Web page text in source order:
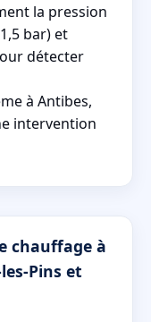
la pression
bar) et
détecter
à Antibes,
intervention
chauffage à
Pins et